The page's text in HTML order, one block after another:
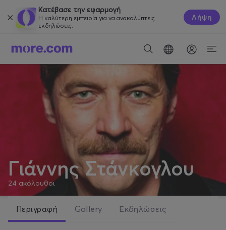
Κατέβασε την εφαρμογή
Η καλύτερη εμπειρία για να ανακαλύπτεις
εκδηλώσεις.
Λήψη
Γιάννης Στάνκογλου
24 ακόλουθοι
Περιγραφή Gallery Εκδηλώσεις